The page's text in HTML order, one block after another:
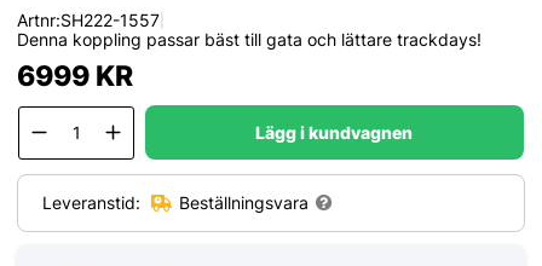
Artnr:SH222-1557|
Denna koppling passar bäst till gata och lättare trackdays!
6999KR
Lägg i kundvagnen
Leveranstid: Beställningsvara